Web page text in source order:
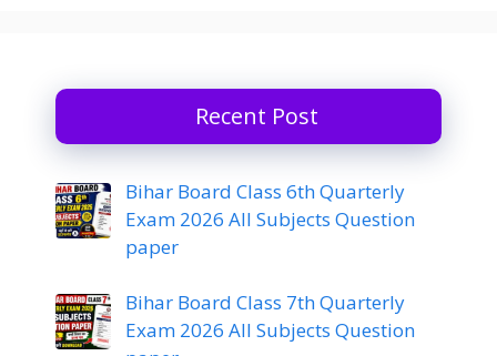
Recent Post
Bihar Board Class 6th Quarterly
Exam 2026 All Subjects Question
paper
Bihar Board Class 7th Quarterly
Exam 2026 All Subjects Question